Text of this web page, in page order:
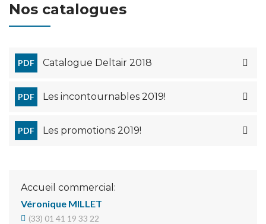
Nos catalogues
PDF Catalogue Deltair 2018
PDF Les incontournables 2019!
PDF Les promotions 2019!
Accueil commercial:
Véronique MILLET
(33) 01 41 19 33 22